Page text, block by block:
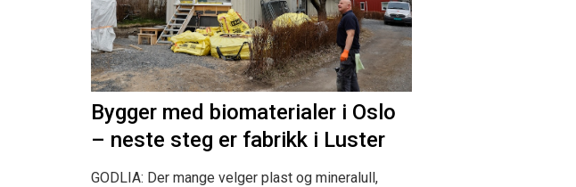
Bygger med biomaterialer i Oslo
– neste steg er fabrikk i Luster
GODLIA: Der mange velger plast og mineralull,